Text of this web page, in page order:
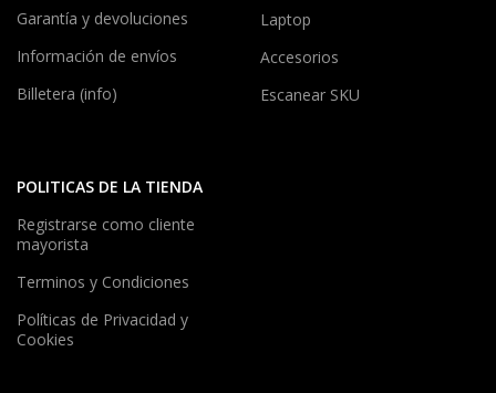
Garantía y devoluciones
Información de envíos
Billetera (info)
Laptop
Accesorios
Escanear SKU
POLITICAS DE LA TIENDA
Registrarse como cliente
mayorista
Terminos y Condiciones
Políticas de Privacidad y
Cookies